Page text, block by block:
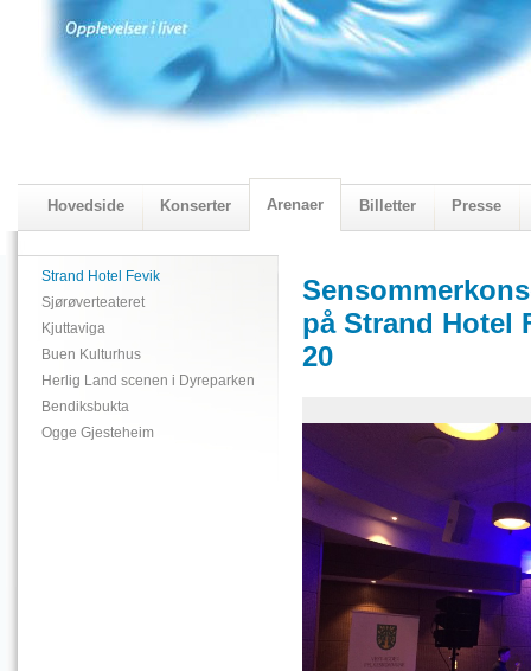
Hovedside Konserter Arenaer Billetter Presse
2018 Programmet Visningskatalogen 2018
Strand Hotel Fevik
Sjørøverteateret
Kjuttaviga
Buen Kulturhus
Herlig Land scenen i Dyreparken
Bendiksbukta
Ogge Gjesteheim
på Strand Hotel
20